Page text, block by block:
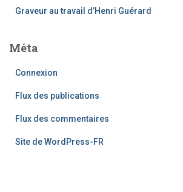
Graveur au travail d’Henri Guérard
Méta
Connexion
Flux des publications
Flux des commentaires
Site de WordPress-FR